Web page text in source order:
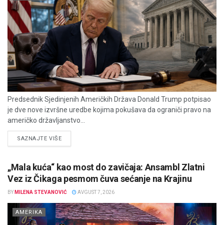
Predsednik Sjedinjenih Američkih Država Donald Trump potpisao
je dve nove izvršne uredbe kojima pokušava da ograniči pravo na
američko državljanstvo...
SAZNAJTE VIŠEDETAILS
„Mala kuća“ kao most do zavičaja: Ansambl Zlatni
Vez iz Čikaga pesmom čuva sećanje na Krajinu
BY MILENA STEVANOVIĆ AVGUST 7, 2026
AMERIKA